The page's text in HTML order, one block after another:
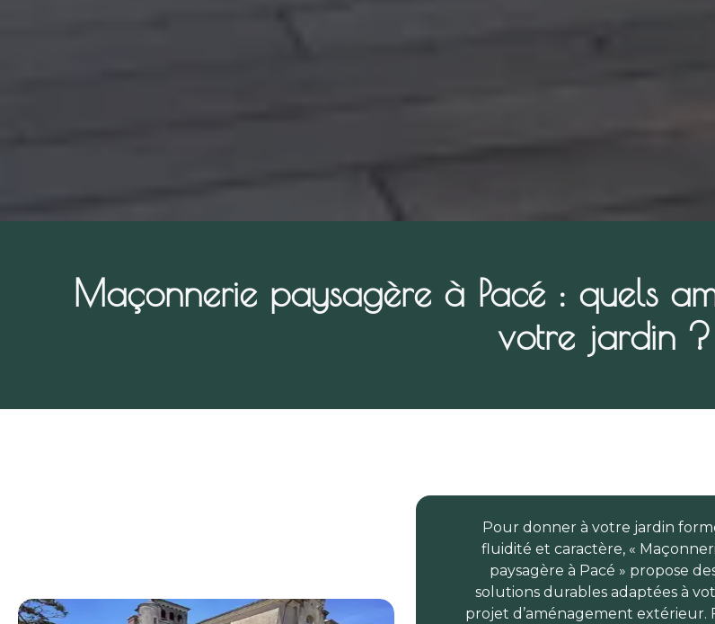
Maçonnerie paysagère à Pacé : quels
votre jardin ?
Pour donner à votre jardin
fluidité et caractère, «
paysagère à Pacé » propose
solutions durables adaptées à
projet d’aménagement extérieur.